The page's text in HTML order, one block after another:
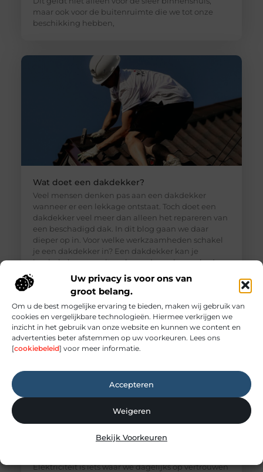
Uw privacy is voor ons van
groot belang.
Om u de best mogelijke ervaring te bieden, maken wij gebruik van
cookies en vergelijkbare technologieën. Hiermee verkrijgen we
inzicht in het gebruik van onze website en kunnen we content en
advertenties beter afstemmen op uw voorkeuren. Lees ons
[cookiebeleid] voor meer informatie.
Accepteren
Weigeren
Bekijk Voorkeuren
maar ook voor de buitenruimte die we tot onze
beschikking hebben,
Wat doet een dakdekker?
Veel mensen denken pas aan een dakdekker
wanneer er een lekkage ontstaat. Toch doet een
dakdekker veel meer dan alleen het repareren van
een beschadigd dak. In dit blog gaan we daar
dieper op in. Voor welke werkzaamheden schakel
je een dakdekker in? Een dakdekker kan je
inschakelen voor uiteenlopende werkzaamheden,
zoals: · Het opsporen en repareren
Elektricien Amersfoort voor storingen en
Elektriciteit is iets waar we dagelijks op vertrouwen